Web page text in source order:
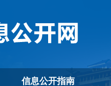
信息公开指南